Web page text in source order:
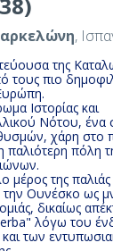
,
της
τους πιο
Ιστορίας και
Νότου, ένα
χάρη στο
η παλιότερη πόλη
μέρος της
Ουνέσκο ως
δικαίως
λόγω του
των